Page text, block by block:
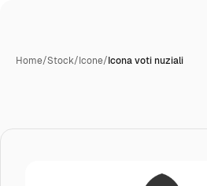
Home/Stock/Icone/Icona voti nuziali